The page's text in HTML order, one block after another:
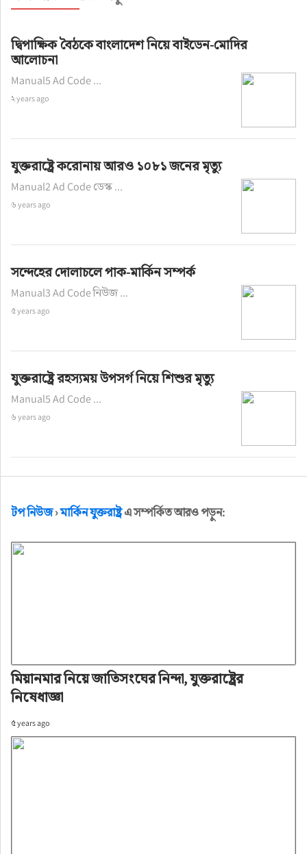
দ্বিপাক্ষিক বৈঠকে বাংলাদেশ নিয়ে বাইডেন-মোদির
আলোচনা
Manual5 Ad Code ...
২ years ago
যুক্তরাষ্ট্রে করোনায় আরও ১০৮১ জনের মৃত্যু
Manual2 Ad Code ডেস্ক ...
৬ years ago
সন্দেহের দোলাচলে পাক-মার্কিন সম্পর্ক
Manual3 Ad Code নিউজ ...
৫ years ago
যুক্তরাষ্ট্রে রহস্যময় উপসর্গ নিয়ে শিশুর মৃত্যু
Manual5 Ad Code ...
৬ years ago
টপ নিউজ›মার্কিন যুক্তরাষ্ট্রএ সম্পর্কিত আরও পড়ুন:
মিয়ানমার নিয়ে জাতিসংঘের নিন্দা, যুক্তরাষ্ট্রের
নিষেধাজ্ঞা
৫ years ago